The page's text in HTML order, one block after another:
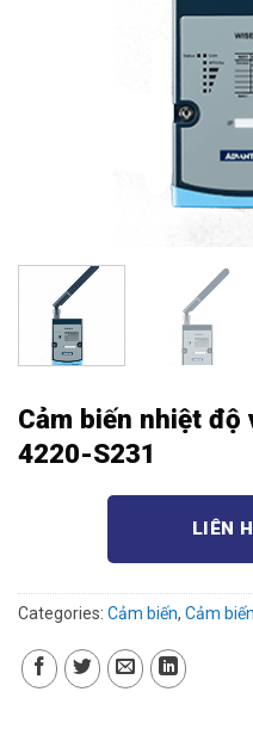
Cảm biến nhiệt độ
4220-S231
LIÊN
Categories: Cảm biến, Cảm